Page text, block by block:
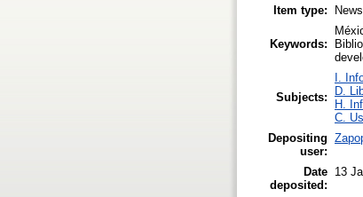
Item type:
Keywords:
Subjects:
I.
D.
H.
C.
Depositing
user:
Date
deposited:
13